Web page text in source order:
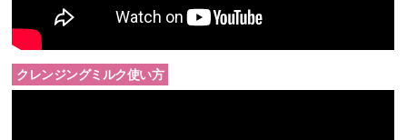
クレンジングミルク使い方